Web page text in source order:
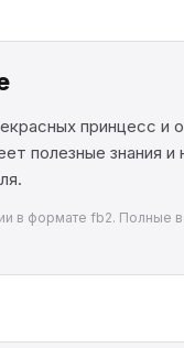
принцесс
полезные знания
в формате fb2. Полные